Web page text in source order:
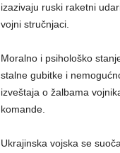
izazivaju ruski raketni
vojni stručnjaci.
Moralno i psihološko
stalne gubitke i
izveštaja o žalbama
komande.
Ukrajinska vojska se